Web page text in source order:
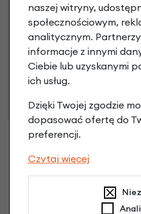
Niniejsza propozycja nie
66 Kodeksu Cywilnego.
i przyznaniu kredytu zostanie
Klienci zadali
naszej witryny,
społecznościowym,
analitycznym.
informacje z innymi
Ciebie lub uzyskanymi
ich usług.
Dzięki Twojej zgodzie
dopasować ofertę do
preferencji.
Czytaj więcej